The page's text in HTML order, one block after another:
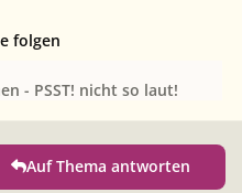
folgen
- PSST! nicht so laut!
Auf Thema antworten